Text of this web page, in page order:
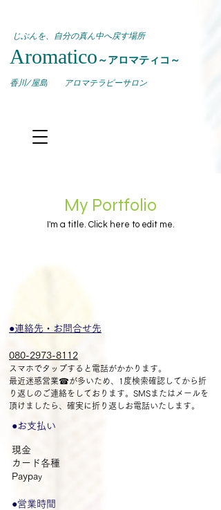
じぶんを、自分の真ん中へ戻す場所
Aromatico ～アロマティコ～
​香川/屋島 アロマテラピーサロン
My Portfolio
I'm a title. ​Click here to edit me.
●連絡先・お問合せ先
080-2973-8112​
スマホでタップすると電話がかかります。
最近迷惑営業☎が多いため、1度検索確認してから折
り返しのご連絡をしております。SMSまたはメールを
頂けましたら、確実に折り返しお電話いたします。
●​お支払い
現金
カード各種
​Paypay
​●営業時間